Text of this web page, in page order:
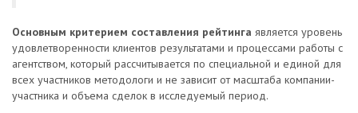
Основным критерием составления рейтинга является уровень
удовлетворенности клиентов результатами и процессами работы с
агентством, который рассчитывается по специальной и единой для
всех участников методологи и не зависит от масштаба компании-
участника и объема сделок в исследуемый период.